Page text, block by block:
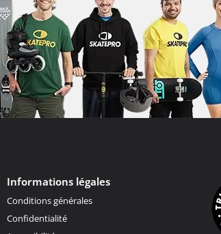
Informations légales
Conditions générales
Confidentialité